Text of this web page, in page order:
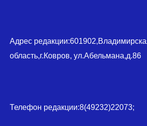
Адрес
область,г.Ковров, ул.Абельмана,д.86
Телефон редакции:8(49232)22073;